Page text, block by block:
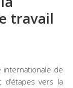
travail
internationale de
vers la